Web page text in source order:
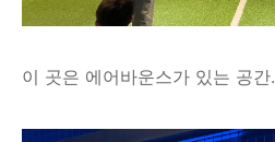
이 곳은 에어바운스가 있는 공간.